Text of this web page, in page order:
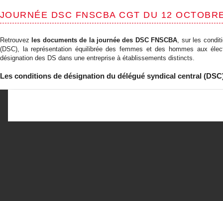
JOURNÉE DSC FNSCBA CGT DU 12
Retrouvez les documents de la journée des DSC FNSCBA, sur les
(DSC), la représentation équilibrée des femmes et des hommes aux
désignation des DS dans une entreprise à établissements distincts.
Les conditions de désignation du délégué syndical central